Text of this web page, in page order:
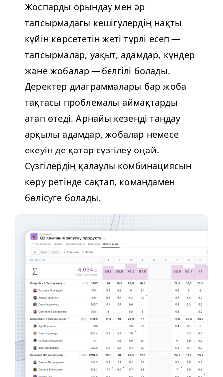
Жоспарды орындау мен әр
тапсырмадағы кешігулердің нақты
күйін көрсететін жеті түрлі есеп —
тапсырмалар, уақыт, адамдар, күндер
және жобалар — белгілі болады.
Деректер диаграммалары бар жоба
тақтасы проблемалы аймақтарды
атап өтеді. Арнайы кезеңді таңдау
арқылы адамдар, жобалар немесе
екеуін де қатар сүзгілеу оңай.
Сүзгілердің қалаулы комбинациясын
көру ретінде сақтап, командамен
бөлісуге болады.